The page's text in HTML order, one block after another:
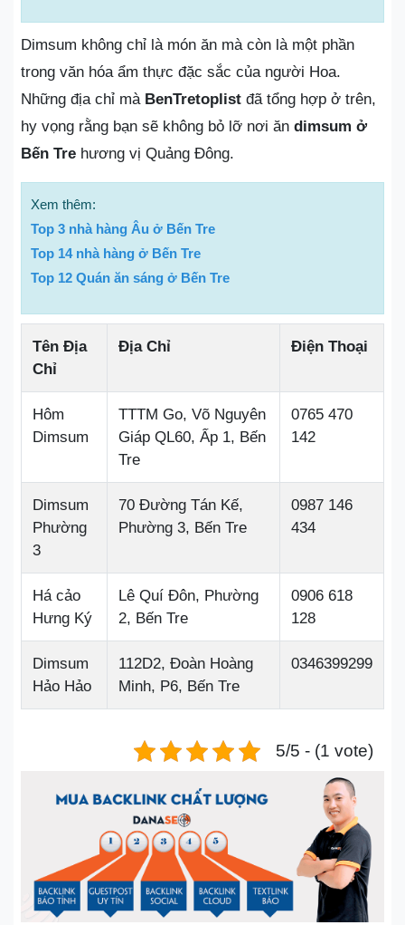
Dimsum không chỉ là món ăn mà còn là một phần
trong văn hóa ẩm thực đặc sắc của người Hoa.
Những địa chỉ mà BenTretoplist đã tổng hợp ở trên,
hy vọng rằng bạn sẽ không bỏ lỡ nơi ăn dimsum ở
Bến Tre hương vị Quảng Đông.
Xem thêm:
Top 3 nhà hàng Âu ở Bến Tre
Top 14 nhà hàng ở Bến Tre
Top 12 Quán ăn sáng ở Bến Tre
Tên Địa
Chỉ
Địa Chỉ Điện Thoại
Hôm
Dimsum
TTTM Go, Võ Nguyên
Giáp QL60, Ấp 1, Bến
Tre
0765 470
142
Dimsum
Phường
3
70 Đường Tán Kế,
Phường 3, Bến Tre
0987 146
434
Há cảo
Hưng Ký
Lê Quí Đôn, Phường
2, Bến Tre
0906 618
128
Dimsum
Hảo Hảo
112D2, Đoàn Hoàng
Minh, P6, Bến Tre
0346399299
5/5 - (1 vote)